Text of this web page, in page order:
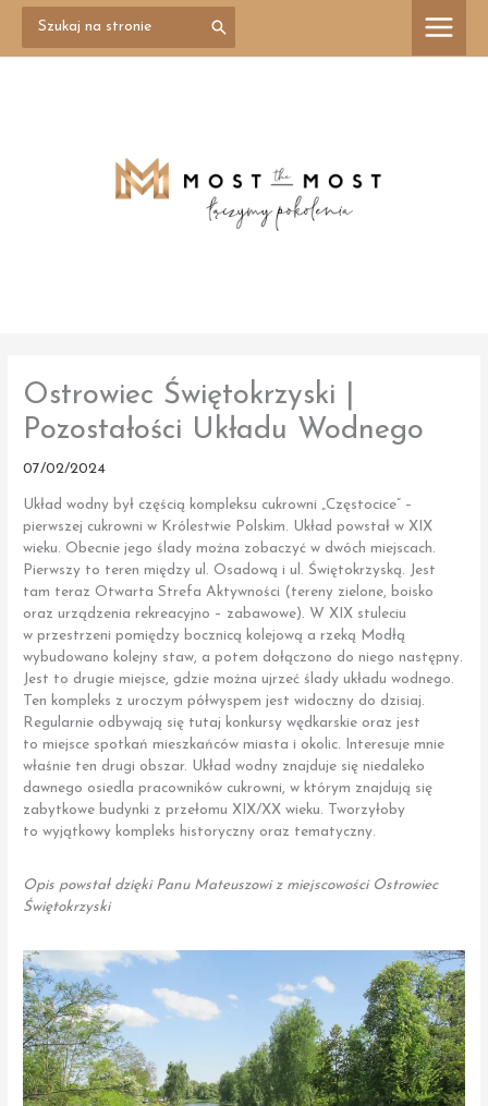
Przejdź
treści
for:
Ostrowiec Świętokrzyski |
Pozostałości Układu Wodnego
07/02/2024
Układ wodny był częścią kompleksu cukrowni „Częstocice” –
pierwszej cukrowni w Królestwie Polskim. Układ powstał w XIX
wieku. Obecnie jego ślady można zobaczyć w dwóch miejscach.
Pierwszy to teren między ul. Osadową i ul. Świętokrzyską. Jest
tam teraz Otwarta Strefa Aktywności (tereny zielone, boisko
oraz urządzenia rekreacyjno – zabawowe). W XIX stuleciu
w przestrzeni pomiędzy bocznicą kolejową a rzeką Modłą
wybudowano kolejny staw, a potem dołączono do niego następny.
Jest to drugie miejsce, gdzie można ujrzeć ślady układu wodnego.
Ten kompleks z uroczym półwyspem jest widoczny do dzisiaj.
Regularnie odbywają się tutaj konkursy wędkarskie oraz jest
to miejsce spotkań mieszkańców miasta i okolic. Interesuje mnie
właśnie ten drugi obszar. Układ wodny znajduje się niedaleko
dawnego osiedla pracowników cukrowni, w którym znajdują się
zabytkowe budynki z przełomu XIX/XX wieku. Tworzyłoby
to wyjątkowy kompleks historyczny oraz tematyczny.
Opis powstał dzięki Panu Mateuszowi z miejscowości Ostrowiec
Świętokrzyski